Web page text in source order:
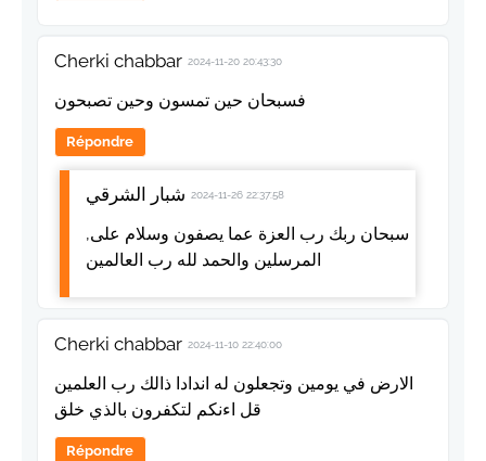
Cherki chabbar 2024-11-20 20:43:30
فسبحان حين تمسون وحين تصبحون
Répondre
شبار الشرقي 2024-11-26 22:37:58
,سبحان ربك رب العزة عما يصفون وسلام على
المرسلين والحمد لله رب العالمين
Cherki chabbar 2024-11-10 22:40:00
الارض في يومين وتجعلون له اندادا ذالك رب العلمين
قل اءنكم لتكفرون بالذي خلق
Répondre